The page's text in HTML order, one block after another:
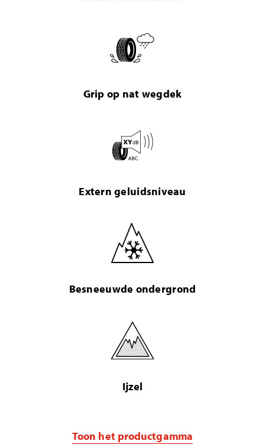
Grip op nat wegdek
Extern geluidsniveau
Besneeuwde ondergrond
Ijzel
Toon het productgamma